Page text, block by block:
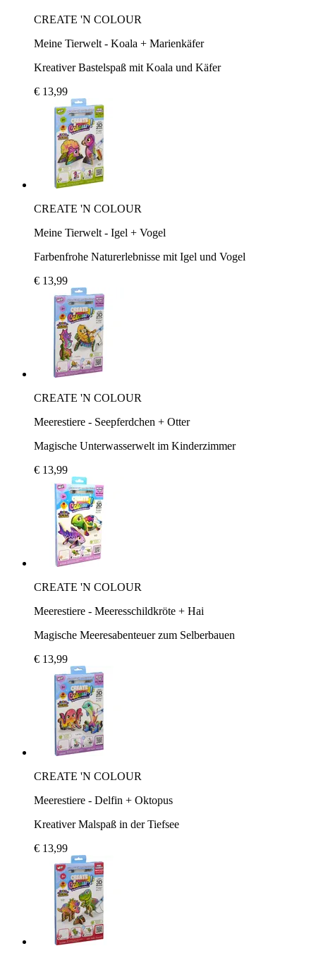
CREATE 'N COLOUR
Meine Tierwelt - Koala + Marienkäfer
Kreativer Bastelspaß mit Koala und Käfer
€ 13,99
CREATE 'N COLOUR
Meine Tierwelt - Igel + Vogel
Farbenfrohe Naturerlebnisse mit Igel und Vogel
€ 13,99
CREATE 'N COLOUR
Meerestiere - Seepferdchen + Otter
Magische Unterwasserwelt im Kinderzimmer
€ 13,99
CREATE 'N COLOUR
Meerestiere - Meeresschildkröte + Hai
Magische Meeresabenteuer zum Selberbauen
€ 13,99
CREATE 'N COLOUR
Meerestiere - Delfin + Oktopus
Kreativer Malspaß in der Tiefsee
€ 13,99